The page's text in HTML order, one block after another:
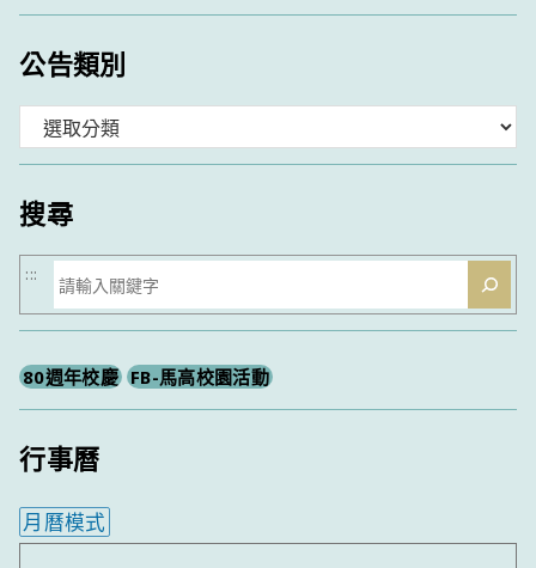
公告類別
類
搜尋
搜
尋
:::
80週年校慶 FB-馬高校園活動
行事曆
月曆模式